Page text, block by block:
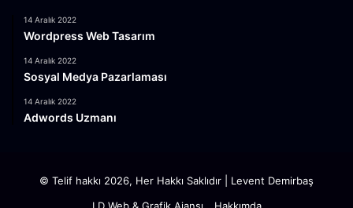
14 Aralık 2022
Wordpress Web Tasarım
14 Aralık 2022
Sosyal Medya Pazarlaması
14 Aralık 2022
Adwords Uzmanı
© Telif hakkı 2026, Her Hakkı Saklıdır | Levent Demirbaş
LD Web & Grafik Ajansı
Hakkımda